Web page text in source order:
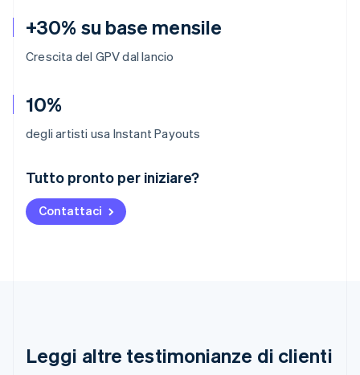
+30% su base mensile
Crescita del GPV dal lancio
10%
degli artisti usa Instant Payouts
Tutto pronto per iniziare?
Contattaci
Leggi altre testimonianze di clienti
Australia
English
Austria
DeutschEnglish
English Français
Cina continentale